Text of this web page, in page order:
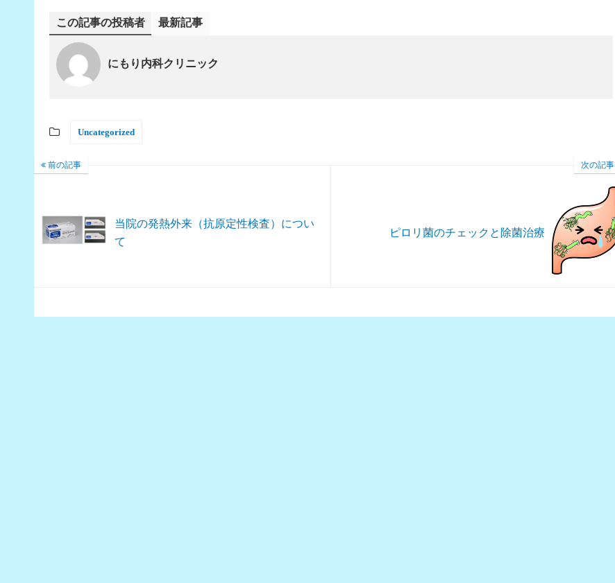
この記事の投稿者 最新記事
にもり内科クリニック
Uncategorized
前の記事
当院の発熱外来（抗原定性検査）につい
て
次の記事
ピロリ菌のチェックと除菌治療